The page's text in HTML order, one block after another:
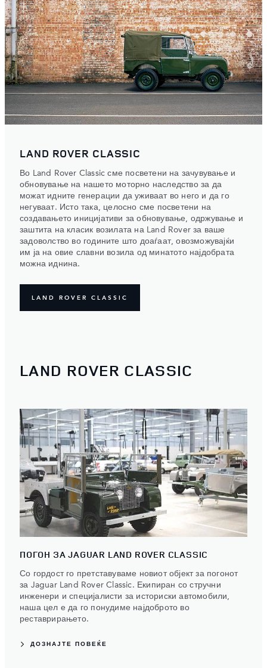
LAND ROVER CLASSIC
Во Land Rover Classic сме посветени на зачувување и
обновување на нашето моторно наследство за да
можат идните генерации да уживаат во него и да го
негуваат. Исто така, целосно сме посветени на
создавањето иницијативи за обновување, одржување и
заштита на класик возилата на Land Rover за ваше
задоволство во годините што доаѓаат, овозможувајќи
им ја на овие славни возила од минатото најдобрата
можна иднина.
LAND ROVER CLASSIC
LAND ROVER CLASSIC
ПОГОН ЗА JAGUAR LAND ROVER CLASSIC
Со гордост го претставуваме новиот објект за погонот
за Jaguar Land Rover Classic. Екипиран со стручни
инженери и специјалисти за историски автомобили,
наша цел е да го понудиме најдоброто во
реставрирањето.
ДОЗНАЈТЕ ПОВЕЌЕ